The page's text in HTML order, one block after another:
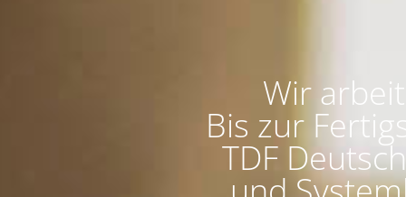
Wir
Bis zur
TDF